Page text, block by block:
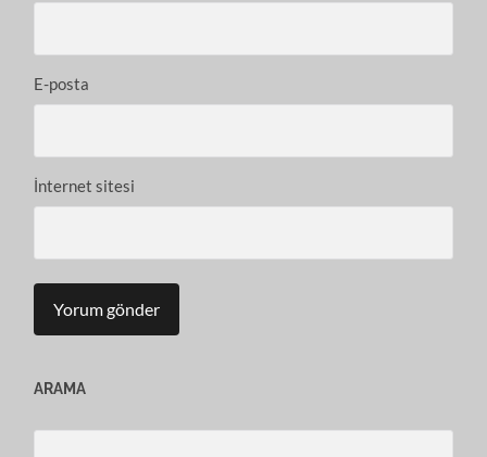
E-posta
İnternet sitesi
ARAMA